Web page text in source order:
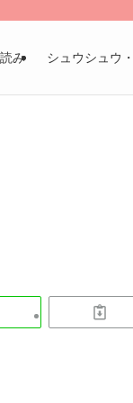
み シュウシュウ